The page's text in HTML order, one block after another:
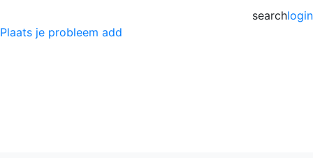
login
search
Plaats je probleem add